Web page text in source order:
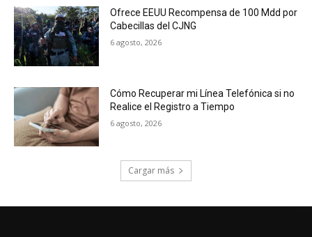
Ofrece EEUU Recompensa de 100 Mdd por
Cabecillas del CJNG
6 agosto, 2026
Cómo Recuperar mi Línea Telefónica si no
Realice el Registro a Tiempo
6 agosto, 2026
Cargar más